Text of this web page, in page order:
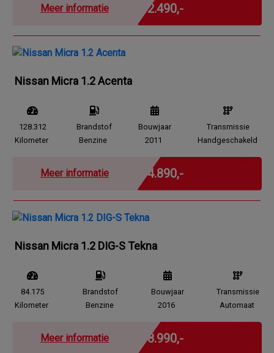
Meer informatie € 2.490,-
Nissan Micra 1.2 Acenta
128.312
Kilometer
Brandstof
Benzine
Bouwjaar
2011
Transmissie
Handgeschakeld
Meer informatie € 4.890,-
Nissan Micra 1.2 DIG-S Tekna
84.175
Kilometer
Brandstof
Benzine
Bouwjaar
2016
Transmissie
Automaat
Meer informatie € 8.990,-